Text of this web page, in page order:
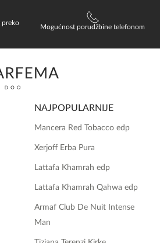
preko
Mogućnost porudžbine telefonom
NAJPOPULARNIJE
Mancera Red Tobacco edp
Xerjoff Erba Pura
Lattafa Khamrah edp
Lattafa Khamrah Qahwa edp
Armaf Club De Nuit Intense
Man